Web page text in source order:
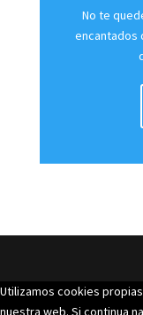
No te
encantados
Utilizamos cookies
nuestra web. Si continua